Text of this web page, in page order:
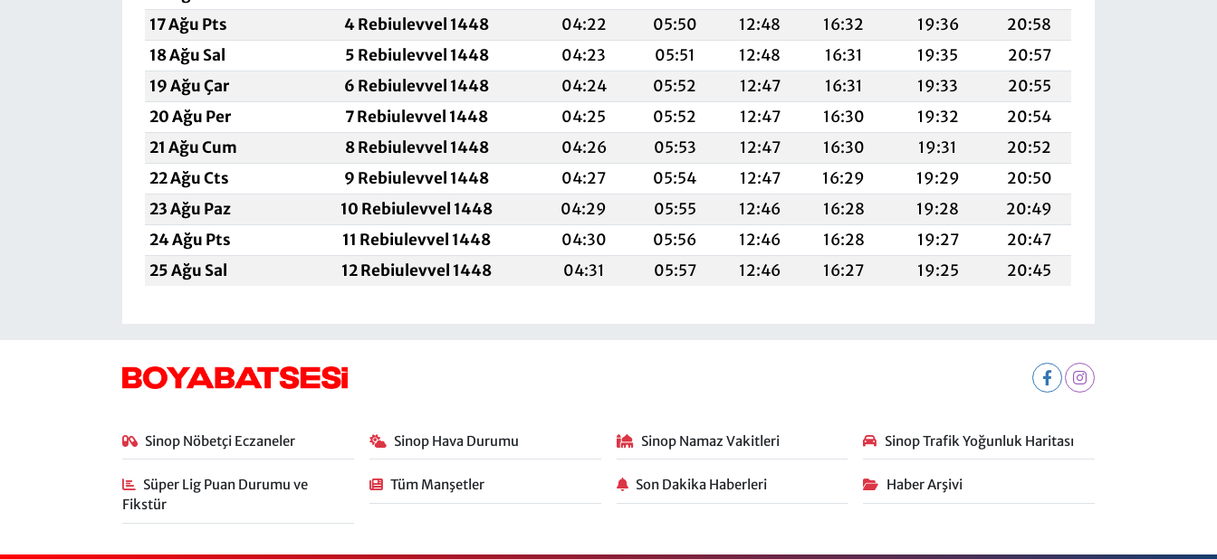
17 Ağu Pts
4 Rebiulevvel 1448 04:22 05:50 12:48 16:32 19:36
20:58
18 Ağu Sal
5 Rebiulevvel 1448 04:23 05:51 12:48 16:31 19:35
20:57
19 Ağu Çar
6 Rebiulevvel 1448 04:24 05:52 12:47 16:31 19:33
20:55
20 Ağu Per
7 Rebiulevvel 1448 04:25 05:52 12:47 16:30 19:32
20:54
21 Ağu Cum
8 Rebiulevvel 1448 04:26 05:53 12:47 16:30 19:31
20:52
22 Ağu Cts
9 Rebiulevvel 1448 04:27 05:54 12:47 16:29 19:29
20:50
23 Ağu Paz
10 Rebiulevvel 1448 04:29 05:55 12:46 16:28 19:28
20:49
24 Ağu Pts
11 Rebiulevvel 1448 04:30 05:56 12:46 16:28 19:27
20:47
25 Ağu Sal
12 Rebiulevvel 1448 04:31 05:57 12:46 16:27 19:25 20:45
Sinop Nöbetçi Eczaneler Sinop Hava Durumu Sinop Namaz Vakitleri Sinop Trafik Yoğunluk Haritası
Süper Lig Puan Durumu ve
Fikstür
Tüm Manşetler Son Dakika Haberleri Haber Arşivi